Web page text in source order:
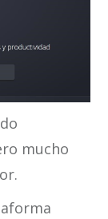
mucho